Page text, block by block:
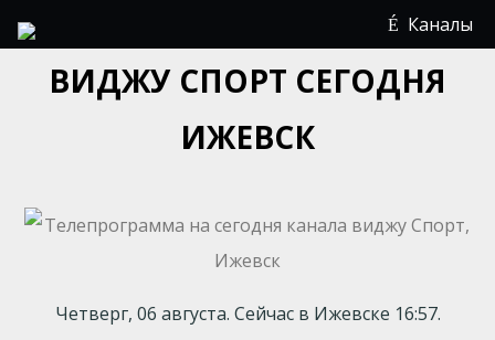
Каналы
ВИДЖУ СПОРТ СЕГОДНЯ
ИЖЕВСК
Четверг, 06 августа. Сейчас в Ижевске 16:57.